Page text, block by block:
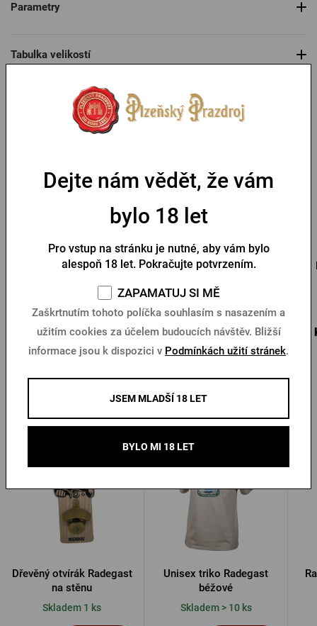
Parametry
Tabulka velikostí
Mohlo by se vám líbit
Sklenice Radegast 0,5l
Skladem > 10 ks
60 Kč Koupit
Kožená zástěra Radegast
Skladem 3 ks
3 300 Kč Koupit
Další produkty od Radegastu
Dřevěný otvírák Radegast
na stěnu
Skladem 1 ks
Unisex triko Radegast
béžové
Skladem > 10 ks
Dejte nám vědět, že vám
bylo 18 let
Pro vstup na stránku je nutné, aby vám bylo
alespoň 18 let. Pokračujte potvrzením.
ZAPAMATUJ SI MĚ
Zaškrtnutím tohoto políčka souhlasím s nasazením a
užitím cookies za účelem budoucích návštěv. Bližší
informace jsou k dispozici v Podmínkách užití stránek.
JSEM MLADŠÍ 18 LET
BYLO MI 18 LET